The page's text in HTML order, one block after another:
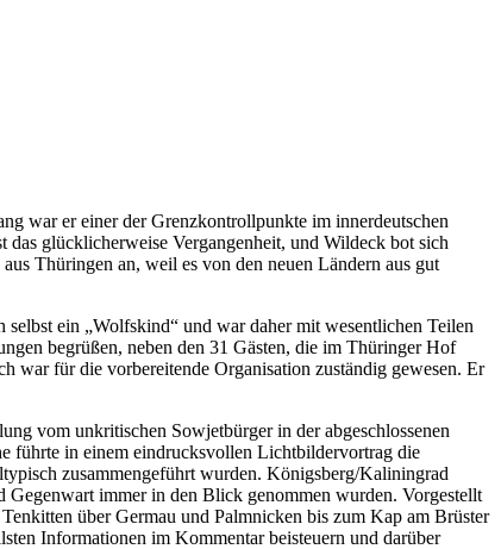
war er einer der Grenzkontrollpunkte im innerdeutschen
glücklicherweise Vergangenheit, und Wildeck bot sich
Thüringen an, weil es von den neuen Ländern aus gut
ein „Wolfskind“ und war daher mit wesentlichen Teilen
begrüßen, neben den 31 Gästen, die im Thüringer Hof
war für die vorbereitende Organisation zuständig gewesen. Er
vom unkritischen Sowjetbürger in der abgeschlossenen
führte in einem eindrucksvollen Lichtbildervortrag die
zusammengeführt wurden. Königsberg/Kaliningrad
immer in den Blick genommen wurden. Vorgestellt
über Germau und Palmnicken bis zum Kap am Brüster
Informationen im Kommentar beisteuern und darüber